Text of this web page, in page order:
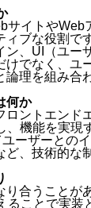
サイトや
ィブな役割で
ン、UI（ユー
けでなく、ユ
論理を組み
何か
ロントエンド
、機能を実現
ーザーとの
ど、技術的な
り合うことが
ることで実